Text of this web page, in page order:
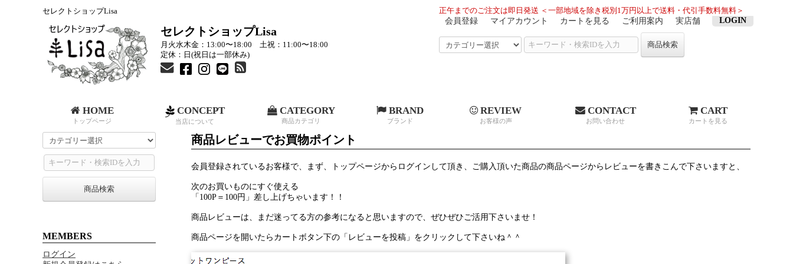
正午までのご注文は即日発送 ＜一部地域を除き税別1万円以上で送料・代引手数料無料＞
会員登録 マイアカウント カートを見る ご利用案内 実店舗 LOGIN
商品検索
セレクトショップLisa
セレクトショップLisa
月火水木金：13:00〜18:00 土祝：11:00〜18:00
定休：日(祝日は一部休み)
HOME
トップページ
CONCEPT
当店について
CATEGORY
商品カテゴリ
BRAND
ブランド
REVIEW
お客様の声
CONTACT
お問い合わせ
CART
カートを見る
商品レビューでお買物ポイント
会員登録されているお客様で、まず、トップページからログインして頂き、ご購入頂いた商品の商品ページからレビューを書きこんで下さいますと、
次のお買いものにすぐ使える
「100P＝100円」差し上げちゃいます！！
商品レビューは、まだ迷ってる方の参考になると思いますので、ぜひぜひご活用下さいませ！
商品ページを開いたらカートボタン下の「レビューを投稿」をクリックして下さいね＾＾
商品検索
MEMBERS
ログイン